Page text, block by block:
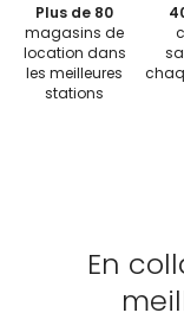
Plus de 80
magasins de
location dans
les meilleures
stations
En